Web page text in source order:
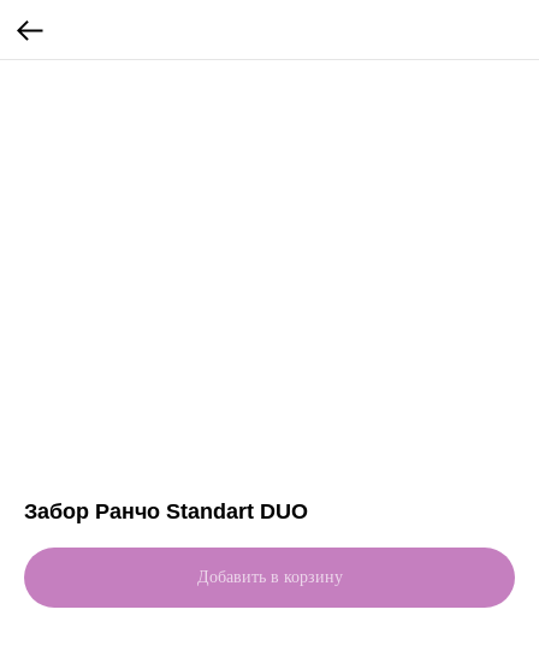
Забор Ранчо Standart DUO
Добавить в корзину